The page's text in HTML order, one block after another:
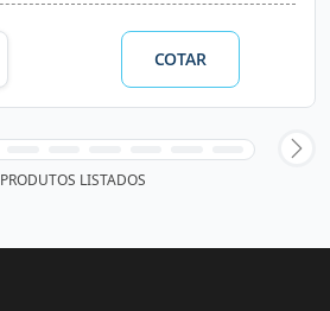
COTAR
PRODUTOS LISTADOS